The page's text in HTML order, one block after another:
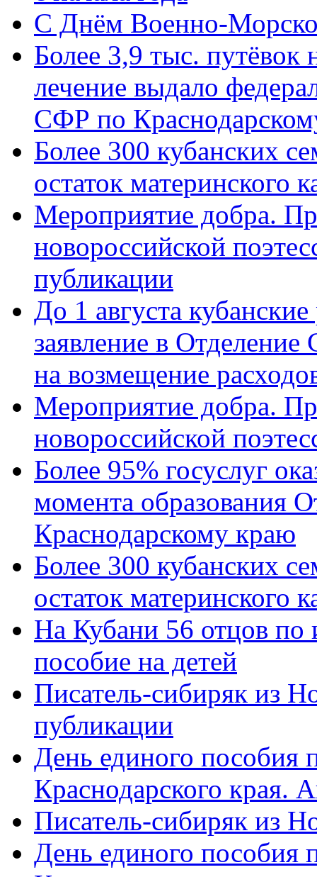
C Днём Военно-
Более 3,9 тыс. путёвок
лечение выдало
СФР по
Более 300 кубанских
остаток материнского
Мероприятие добра.
новороссийской
публикации
До 1 августа
заявление в
на возмещение
Мероприятие добра.
новороссийской
Более 95% госуслуг
момента образования
Краснодарскому краю
Более 300 кубанских
остаток материнского
На Кубани 56 отцов по
пособие на детей
Писатель-сибиряк из
публикации
День единого пособия
Краснодарского края.
Писатель-сибиряк из
День единого пособия